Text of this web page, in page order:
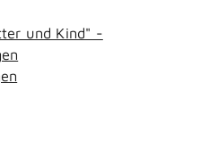
und Kind" -